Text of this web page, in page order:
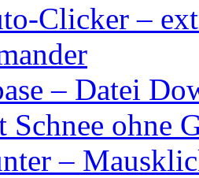
Clicker –
– Datei
Schnee ohne
–